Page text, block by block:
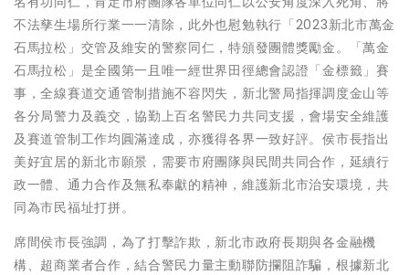
不法孳生場所行業一一清除，此外也慰勉執行「2023新北市萬金
石馬拉松」交管及維安的警察同仁，特頒發團體獎勵金。「萬金
石馬拉松」是全國第一且唯一經世界田徑總會認證「金標籤」賽
事，全線賽道交通管制措施不容閃失，新北警局指揮調度金山等
各分局警力及義交，協勤上百名警民力共同支援，會場安全維護
及賽道管制工作均圓滿達成，亦獲得各界一致好評。侯市長指出
美好宜居的新北市願景，需要市府團隊與民間共同合作，延續行
政一體、通力合作及無私奉獻的精神，維護新北市治安環境，共
同為市民福址打拼。
席間侯市長強調，為了打擊詐欺，新北市政府長期與各金融機
構、超商業者合作，結合警民力量主動聯防攔阻詐騙，根據新北